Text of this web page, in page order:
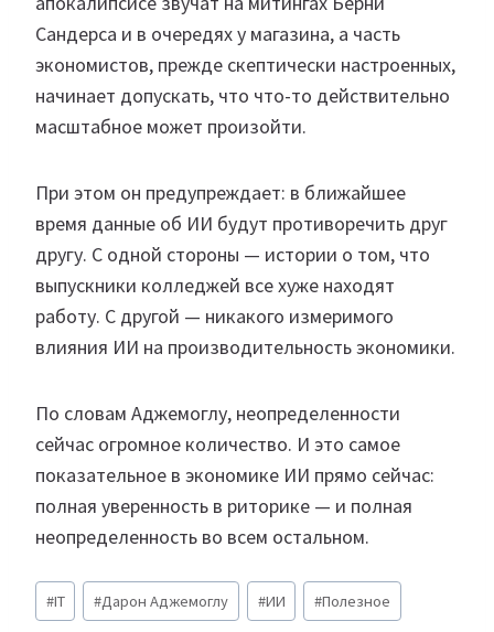
Сандерса и в очередях у магазина, а часть
экономистов, прежде скептически настроенных,
начинает допускать, что что-то действительно
масштабное может произойти.
При этом он предупреждает: в ближайшее
время данные об ИИ будут противоречить друг
другу. С одной стороны — истории о том, что
выпускники колледжей все хуже находят
работу. С другой — никакого измеримого
влияния ИИ на производительность экономики.
По словам Аджемоглу, неопределенности
сейчас огромное количество. И это самое
показательное в экономике ИИ прямо сейчас:
полная уверенность в риторике — и полная
неопределенность во всем остальном.
Метки
записи:
#IT #Дарон Аджемоглу #ИИ #Полезное